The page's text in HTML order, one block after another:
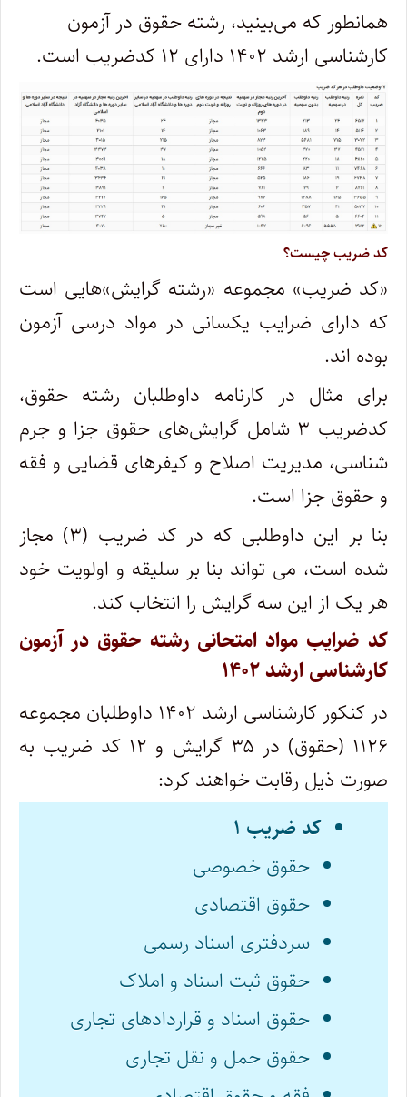
همانطور که می‌بینید، رشته حقوق در آزمون
کارشناسی ارشد ۱۴۰۲ دارای ۱۲ کدضریب است.
کد ضریب چیست؟
«کد ضریب» مجموعه «رشته گرایش»هایی است
که دارای ضرایب یکسانی در مواد درسی آزمون
بوده اند.
برای مثال در کارنامه داوطلبان رشته حقوق،
کدضریب ۳ شامل گرایش‌های حقوق جزا و جرم
شناسی، مدیریت اصلاح و کیفرهای قضایی و فقه
و حقوق جزا است.
بنا بر این داوطلبی که در کد ضریب (۳) مجاز
شده است، می تواند بنا بر سلیقه و اولویت خود
هر یک از این سه گرایش را انتخاب کند.
کد ضرایب مواد امتحانی رشته حقوق در آزمون
کارشناسی ارشد ۱۴۰۲
در کنکور کارشناسی ارشد ۱۴۰۲ داوطلبان مجموعه
۱۱۲۶ (حقوق) در ۳۵ گرایش و ۱۲ کد ضریب به
صورت ذیل رقابت خواهند کرد:
کد ضریب ۱
حقوق خصوصی
حقوق اقتصادی
سردفتری اسناد رسمی
حقوق ثبت اسناد و املاک
حقوق اسناد و قراردادهای تجاری
حقوق حمل و نقل تجاری